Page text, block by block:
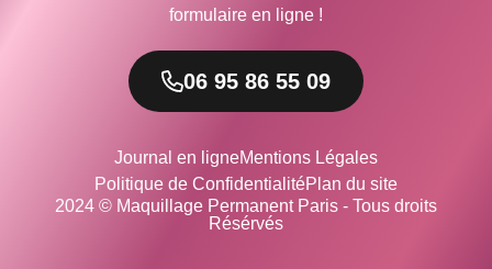
formulaire en ligne !
06 95 86 55 09
Journal en ligneMentions Légales
Politique de ConfidentialitéPlan du site
2024 © Maquillage Permanent Paris - Tous droits
Résérvés